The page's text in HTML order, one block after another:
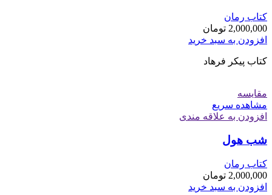
کتاب رمان
2,000,000 تومان
افزودن به سبد خرید
کتاب پیکر فرهاد
مقایسه
مشاهده سریع
افزودن به علاقه مندی
شب هول
کتاب رمان
2,000,000 تومان
افزودن به سبد خرید